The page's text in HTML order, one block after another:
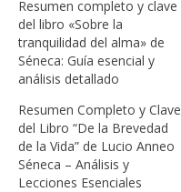
Resumen completo y clave
del libro «Sobre la
tranquilidad del alma» de
Séneca: Guía esencial y
análisis detallado
Resumen Completo y Clave
del Libro “De la Brevedad
de la Vida” de Lucio Anneo
Séneca – Análisis y
Lecciones Esenciales